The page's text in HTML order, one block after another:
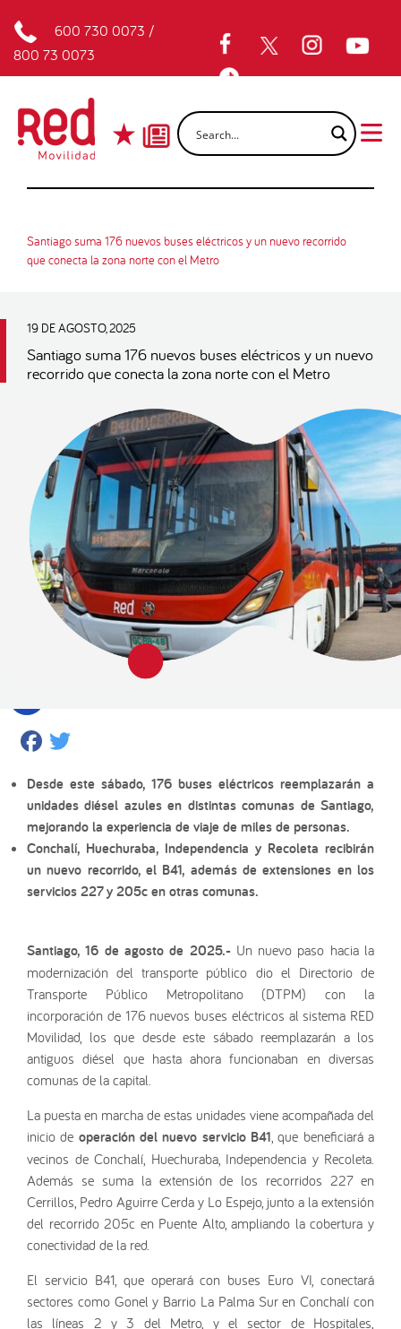
600 730 0073 /
800 73 0073
Santiago suma 176 nuevos buses eléctricos y un nuevo recorrido
que conecta la zona norte con el Metro
19 DE AGOSTO, 2025
Santiago suma 176 nuevos buses eléctricos y un nuevo
recorrido que conecta la zona norte con el Metro
Facebook
Desde este sábado, 176 buses eléctricos reemplazarán a
unidades diésel azules en distintas comunas de Santiago,
mejorando la experiencia de viaje de miles de personas.
Conchalí, Huechuraba, Independencia y Recoleta recibirán
un nuevo recorrido, el B41, además de extensiones en los
servicios 227 y 205c en otras comunas.
Santiago, 16 de agosto de 2025.-Un nuevo paso hacia la
modernización del transporte público dio el Directorio de
Transporte Público Metropolitano (DTPM) con la
incorporación de 176 nuevos buses eléctricos al sistema RED
Movilidad, los que desde este sábado reemplazarán a los
antiguos diésel que hasta ahora funcionaban en diversas
comunas de la capital.
La puesta en marcha de estas unidades viene acompañada del
inicio de operación del nuevo servicio B41 , que beneficiará a
vecinos de Conchalí, Huechuraba, Independencia y Recoleta.
Además se suma la extensión de los recorridos 227 en
Cerrillos, Pedro Aguirre Cerda y Lo Espejo, junto a la extensión
del recorrido 205c en Puente Alto, ampliando la cobertura y
conectividad de la red.
El servicio B41, que operará con buses Euro VI, conectará
sectores como Gonel y Barrio La Palma Sur en Conchalí con
las líneas 2 y 3 del Metro, y el sector de Hospitales,